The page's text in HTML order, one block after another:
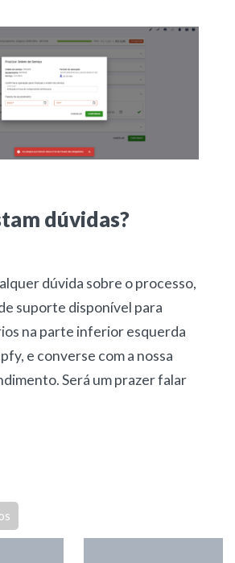
dúvidas?
dúvida sobre o processo,
suporte disponível para
na parte inferior esquerda
e converse com a nossa
Será um prazer falar